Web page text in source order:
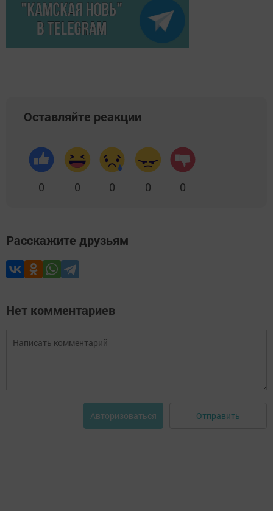
Оставляйте реакции
0 0 0 0 0
Расскажите друзьям
Нет комментариев
Авторизоваться Отправить